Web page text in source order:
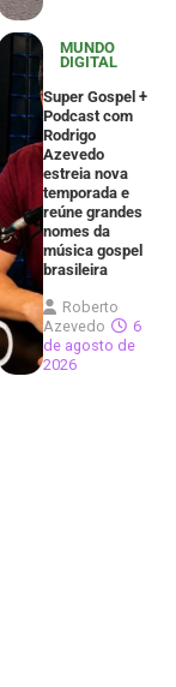
MUNDO
DIGITAL
Super Gospel +
Podcast com
Rodrigo
Azevedo
estreia nova
temporada e
reúne grandes
nomes da
música gospel
brasileira
Roberto
Azevedo
6
de agosto de
2026